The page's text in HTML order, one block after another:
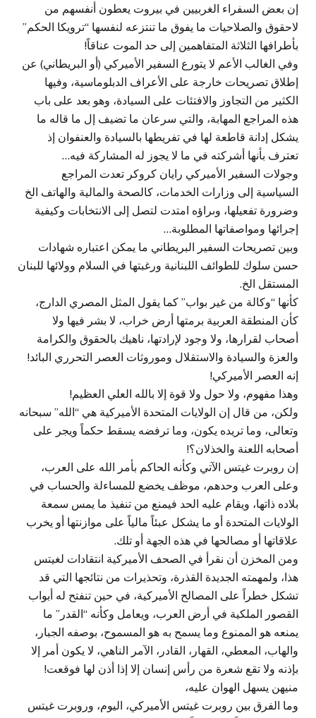
إن بعض السفراء الغربيين في بيروت يعطون أنفسهم من
لاحقوق والصلاحيات ما يفوق ما تنتزعه لنفسها “ترويكا الحكم”
بأطرافها الثلاثة المتفاهمين إلى حد الموت عناقاً!
وفي الغالب الأعم لا يتورع السفير الأميركي (أو البريطاني) عن
إطلاق تصريحات خارجة على الأعراف الدبلوماسية، وفيها
الكثير من التجاوز والافتئات على السيادة، وهو بعد على باب
هذه المراجع المهابة، والتي سرعان ما تضيف إل ما قاله ما
يشكل إدانة قاطعة لها في تفريطها بالسيادة والعنفوان إذ
تعترف بأنها أشركته في ما لا يجوز له المشاركة فيه…
وجولات السفير الأميركي رايان كروكر تعدت المراجع
السياسية إلى وزارات الخدمات، كالصحة والمالية والهاتف الخ
وضرورة تفعيلها، وىراؤه امتدت لتصل إلى الانتخابات وكيفية
إجرائها ومواصفاتها المطلوبة…
وبين تصريحات السفير البريطاني ما يمكن اعتباره شهادات
حسن سلوك للطوائف اللبنانية ورغبتها في السلام وولائها للبنان
المستقل الخ.
كأنها “وكالة من غير بواب” كما يقول المثل المصري الدارج،
كأن المنطقة العربية برمتها أرض خراب، لا بشر فيها ولا
أصحاب لقرارها، ولا وجود لإرادتها، ناهيك بالحقوق والكرامة
والعزة والسيادة والاستقلال وموروثات العصر التحرري البائد!
إنه العصر الأميركي!
وهذا مفهوم، ولا حول ولا قوة إلا بالله العلي العظيم!
ولكن، من قال إن الولايات المتحدة الأميركية هي “الله” سبحانه
وتعالى، وما تريده يكون، وما ترفضه يسقط حكماً ويجر على
أصحابه اللعنة والخذلان؟!
إن روبرت غيتس الآتي وكأنه الحاكم بأمر الله على العرب،
وعلى العرب وحدهم، موظف يخضع للمساءلة والحساب في
بلاده ذاتها، ويقام عليه الحد فيمنع من تنفيذ ما يمس سمعة
الولايات المتحدة أو ما يشكل عبئاً مالياً على موازنتها أو يخرب
علاقاتها أو مصالحها في هذه الجهة أو تلك.
ومن المخزن أن نقرأ في الصحف الأميركية انتقادات لغيتس
هذا، ولمهمته الجديدة القذرة، وتحذيرات من نتائجها التي قد
تشكل خطراً على المصالح الأميركية، في حين تنفتح له أبواب
القصور الملكية في أرض العرب، ويعامل وكأنه “القدر” ما
يمنعه هو الممنوع وما يسمح به هو المسموح، بوصفه الجبار،
والهاب، المعطي، القهار، القادر، الآمر الناهي، لا يكون أمر إلا
بإذنه ولا تقع شعرة من رأس إنسان إلا إذا أذن لها فوقعت!
منيهن يسهل الهوان عليه،
وما الفرق بين روبرت غيتس الأميركي، اليوم، وروبرت غيتس